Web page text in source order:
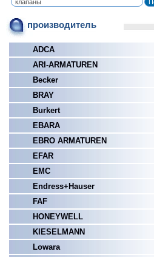
производитель
ADCA
ARI-ARMATUREN
Becker
BRAY
Burkert
EBARA
EBRO ARMATUREN
EFAR
EMC
Endress+Hauser
FAF
HONEYWELL
KIESELMANN
Lowara